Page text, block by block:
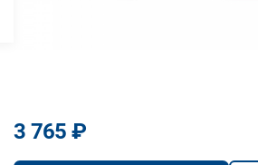
3 765 ₽